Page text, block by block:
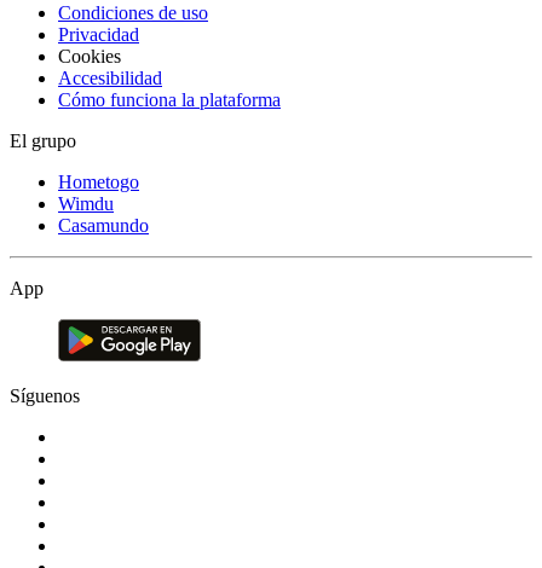
Condiciones de uso
Privacidad
Cookies
Accesibilidad
Cómo funciona la plataforma
El grupo
Hometogo
Wimdu
Casamundo
App
Síguenos